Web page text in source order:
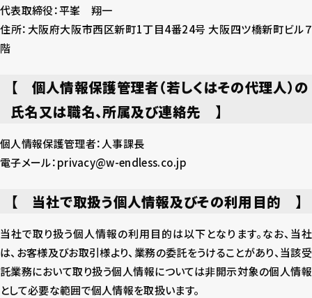
代表取締役：平峯 翔一
住所：大阪府大阪市西区新町1丁目4番24号 大阪四ツ橋新町ビル７
階
【 個人情報保護管理者（若しくはその代理人）の
氏名又は職名、所属及び連絡先 】
個人情報保護管理者：人事課長
電子メール：privacy@w-endless.co.jp
【 当社で取扱う個人情報及びその利用目的 】
当社で取り扱う個人情報の利用目的は以下となります。なお、当社
は、お客様及びお取引様より、業務の委託をうけることがあり、当該受
託業務において取り扱う個人情報については非開示対象の個人情報
として必要な範囲で個人情報を取扱います。